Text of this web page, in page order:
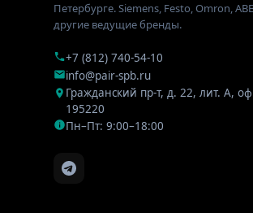
Петербурге. Siemens, Festo, Omron,
другие ведущие бренды.
+7 (812) 740-54-10
info@pair-spb.ru
Гражданский пр-т, д. 22, лит. А,
195220
Пн–Пт: 9:00–18:00